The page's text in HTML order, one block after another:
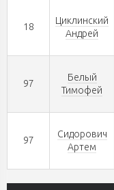
18
Циклинский
Андрей
97
Белый
Тимофей
97
Сидорович
Артем